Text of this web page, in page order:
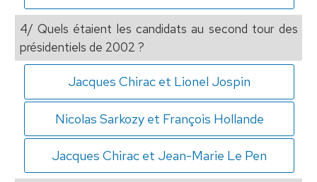
4/ Quels étaient les candidats au second tour des
présidentiels de 2002 ?
Jacques Chirac et Lionel Jospin
Nicolas Sarkozy et François Hollande
Jacques Chirac et Jean-Marie Le Pen